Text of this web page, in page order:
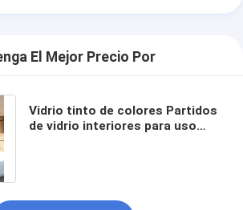
El Mejor Precio Por
Vidrio tinto de colores Partidos
de vidrio interiores para uso